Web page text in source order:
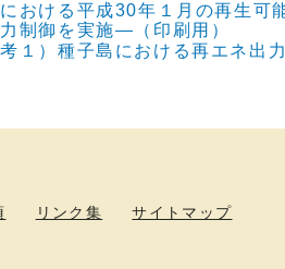
おける平成30年１月の再生可
制御を実施―（印刷用）
考１）種子島における再エネ出
リンク集 サイトマップ